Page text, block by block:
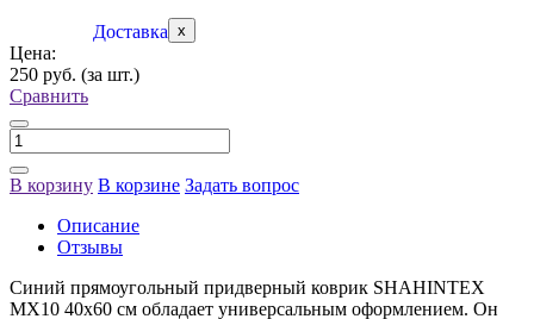
Доставка x
Цена:
250 руб. (за шт.)
Сравнить
В корзину В корзине Задать вопрос
Описание
Отзывы
Синий прямоугольный придверный коврик SHAHINTEX
MX10 40х60 см обладает универсальным оформлением. Он